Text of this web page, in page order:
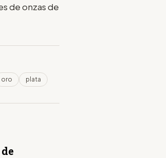
de onzas de
oro plata